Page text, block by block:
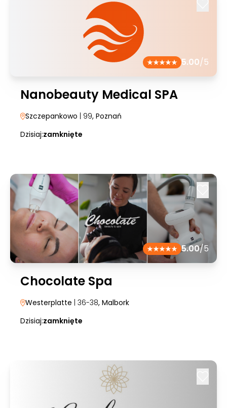
5.00/5
Nanobeauty Medical SPA
Szczepankowo | 99, Poznań
Dzisiaj:zamknięte
5.00/5
Chocolate Spa
Westerplatte | 36-38, Malbork
Dzisiaj:zamknięte